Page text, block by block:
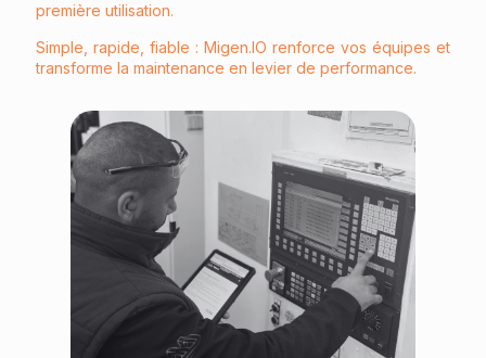
première utilisation.
Simple, rapide, fiable : Migen.IO renforce vos équipes et
transforme la maintenance en levier de performance.